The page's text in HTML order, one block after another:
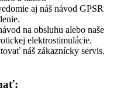
aj náš návod GPSR
na obsluhu alebo naše
elektrostimulácie.
náš zákaznícky servis.